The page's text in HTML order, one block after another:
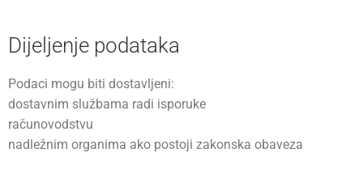
Dijeljenje podataka
Podaci mogu biti dostavljeni:
dostavnim službama radi isporuke
računovodstvu
nadležnim organima ako postoji zakonska obaveza